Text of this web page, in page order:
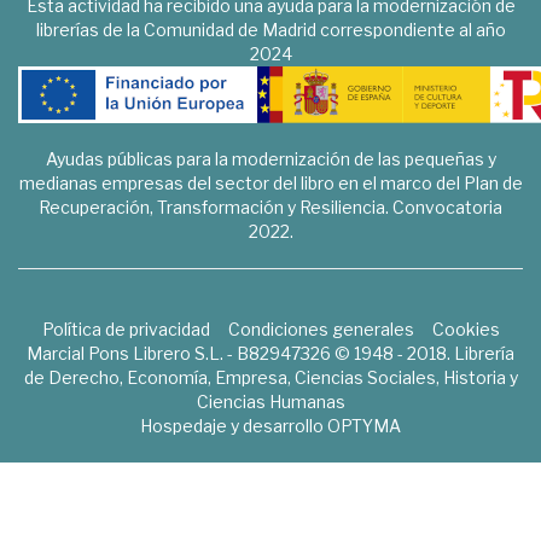
Esta actividad ha recibido una ayuda para la modernización de
librerías de la Comunidad de Madrid correspondiente al año
2024
Ayudas públicas para la modernización de las pequeñas y
medianas empresas del sector del libro en el marco del Plan de
Recuperación, Transformación y Resiliencia. Convocatoria
2022.
Política de privacidad Condiciones generales
Cookies
Marcial Pons Librero S.L. - B82947326 © 1948 - 2018. Librería
de Derecho, Economía, Empresa, Ciencias Sociales, Historia y
Ciencias Humanas
Hospedaje y desarrollo OPTYMA